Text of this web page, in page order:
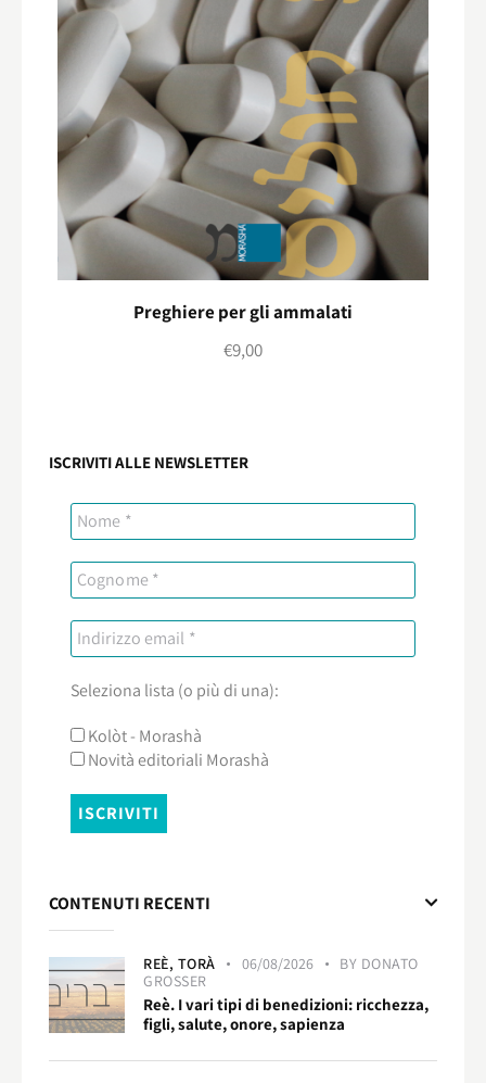
Preghiere per gli ammalati
€9,00
ISCRIVITI ALLE NEWSLETTER
Seleziona lista (o più di una):
Kolòt - Morashà
Novità editoriali Morashà
CONTENUTI RECENTI
REÈ, TORÀ 06/08/2026 BY DONATO
GROSSER
Reè. I vari tipi di benedizioni: ricchezza,
figli, salute, onore, sapienza